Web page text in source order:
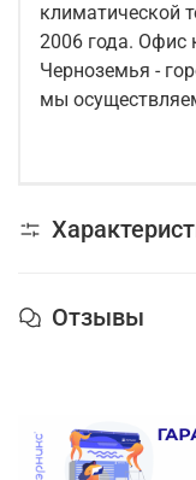
климатической
2006 года. Офис
Черноземья -
мы
Отзывы